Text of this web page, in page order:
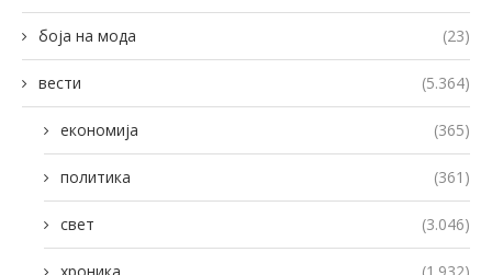
боја на мода (23)
вести (5.364)
економија (365)
политика (361)
свет (3.046)